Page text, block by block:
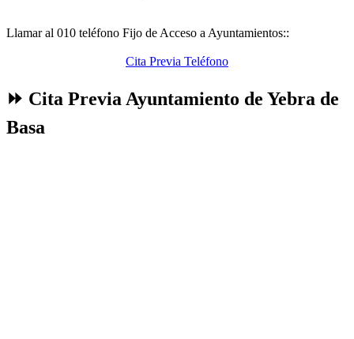
Llamar al 010 teléfono Fijo de Acceso a Ayuntamientos::
Cita Previa Teléfono
⏩ Cita Previa Ayuntamiento de Yebra de
Basa